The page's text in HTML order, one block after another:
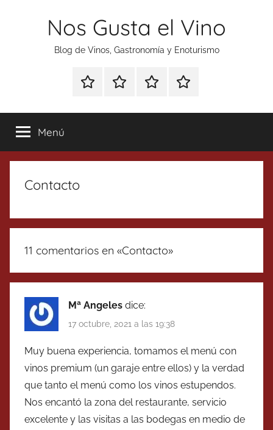
Nos Gusta el Vino
Blog de Vinos, Gastronomía y Enoturismo
Especial
Tonics
Enoturismo
Gastronomía
RankingContacto
Menú
Contacto
11 comentarios en «Contacto»
Mª Angeles dice:
17 octubre, 2021 a las 19:38
Muy buena experiencia, tomamos el menú con
vinos premium (un garaje entre ellos) y la verdad
que tanto el menú como los vinos estupendos.
Nos encantó la zona del restaurante, servicio
excelente y las visitas a las bodegas en medio de